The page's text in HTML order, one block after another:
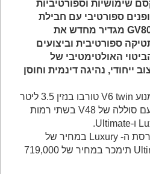
וספורטיביות
ספורטיבי עם חבילת
עיצוב ייחודית. ה-GV80 Coupe מגדיר מחדש את
ספורטיבית וביצועים
האולטימטיבי של
נהיגה דינמית וחוסן
ה-GV80 Coupe מגיע עם מנוע V6 twin טורבו בנזין 3.5 ליטר
Mild Hybrid (היברידי קל) עם סוללה של V48 בשתי רמות
ה-GV80 Coupe תימכר בגרסת ה- Luxury במחיר של
669,000 ₪ וגרסת ה- Ultimate תימכר במחיר של 719,000